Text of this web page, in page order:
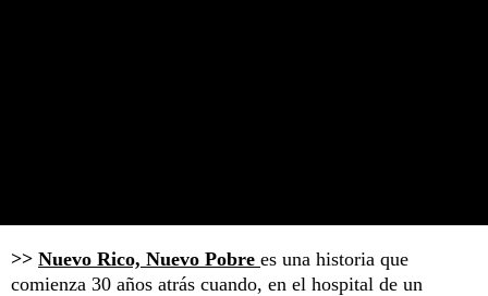
>> Nuevo Rico, Nuevo Pobre es una historia que
comienza 30 años atrás cuando, en el hospital de un